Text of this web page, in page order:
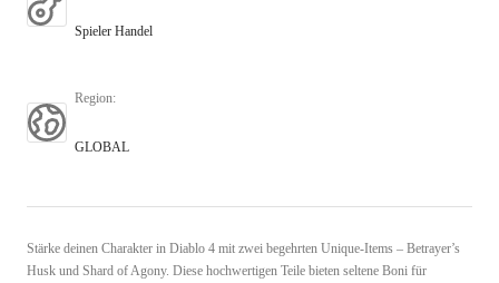
Spieler Handel
Region:
GLOBAL
Stärke deinen Charakter in Diablo 4 mit zwei begehrten Unique-Items – Betrayer’s
Husk und Shard of Agony. Diese hochwertigen Teile bieten seltene Boni für